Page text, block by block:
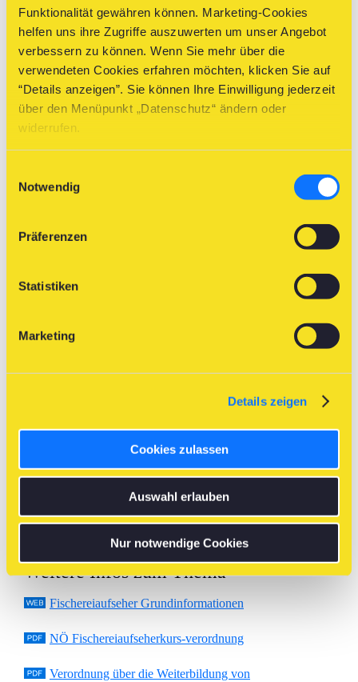
Funktionalität gewähren können. Marketing-Cookies
helfen uns ihre Zugriffe auszuwerten um unser Angebot
verbessern zu können. Wenn Sie mehr über die
verwendeten Cookies erfahren möchten, klicken Sie auf
“Details anzeigen”. Sie können Ihre Einwilligung jederzeit
über den Menüpunkt „Datenschutz“ ändern oder
widerrufen.
Notwendig
Präferenzen
Statistiken
Marketing
Details zeigen
Cookies zulassen
Auswahl erlauben
Nur notwendige Cookies
08 09 10 11 12 13
15
28
29
Vor-Routenplanum Möglichkeiten
abzuklären mittels öffentlicher Verkehrsmittel einen Kursort
^
Weitere Infos zum Thema
Fischereiaufseher Grundinformationen
NÖ Fischereiaufseherkurs-verordnung
Verordnung über die Weiterbildung von